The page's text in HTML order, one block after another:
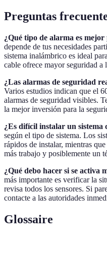
Preguntas
¿Qué tipo de alarma es
depende de tus necesidades
sistema inalámbrico es ideal
cable ofrece mayor seguridad a
¿Las alarmas de seguridad
Varios estudios indican que el
alarmas de seguridad visibles.
la mejor inversión para la
¿Es difícil instalar un sistema
según el tipo de sistema. Los
rápidos de instalar, mientras
más trabajo y posiblemente un
¿Qué debo hacer si se activa
más importante es verificar la
revisa todos los sensores. Si
contacte a las autoridades
Glossaire